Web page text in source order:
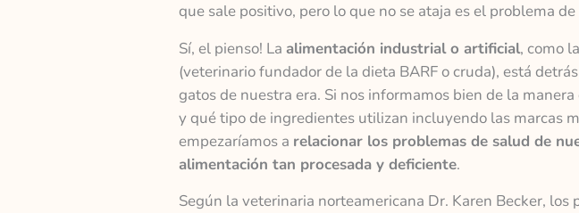
que sale positivo, pero lo que no se ataja es el problema de
Sí, el pienso! La alimentación industrial o artificial, como
(veterinario fundador de la dieta BARF o cruda), está
gatos de nuestra era. Si nos informamos bien de la
y qué tipo de ingredientes utilizan incluyendo las marcas
empezaríamos a relacionar los problemas de salud de
alimentación tan procesada y deficiente.
Según la veterinaria norteamericana Dr. Karen Becker,